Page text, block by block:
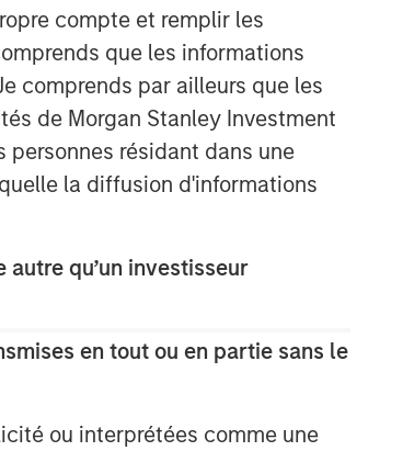
compte et remplir les
que les informations
comprends par ailleurs que les
de Morgan Stanley Investment
personnes résidant dans une
la diffusion d'informations
qu’un investisseur
en tout ou en partie sans le
ou interprétées comme une
a middle-market private
platform with a strong focus on
creation. The team has invested
in a broad spectrum of
for over two decades.